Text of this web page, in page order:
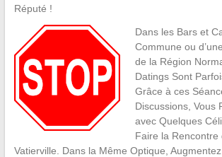
Réputé !
Dans les Bars et
Commune ou
de la Région
Datings Sont
Grâce à ces
Discussions, Vous
avec Quelques
Faire la Rencontre
Vatierville. Dans la Même Optique,